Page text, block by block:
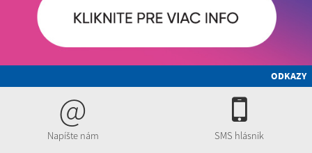
ODKAZY
@
Napíšte nám SMS hlásnik